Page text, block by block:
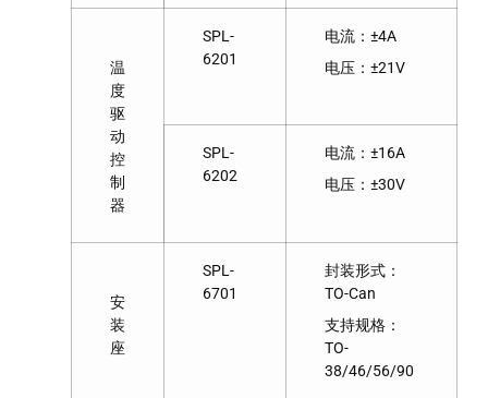
温
度
驱
动
控
制
器
SPL-
6201
电流：±4A
电压：±21V
SPL-
6202
电流：±16A
电压：±30V
安
装
座
SPL-
6701
封装形式：
TO-Can
支持规格：
TO-
38/46/56/90